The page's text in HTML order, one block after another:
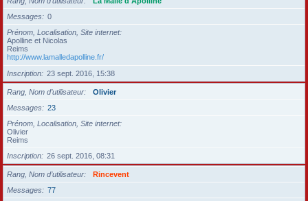
Messages
0
Prénom, Localisation, Site internet
Apolline et Nicolas
Reims
http://www.lamalledapolline.fr/
Inscription
23 sept. 2016, 15:38
Rang, Nom d’utilisateur
Olivier
Messages
23
Prénom, Localisation, Site internet
Olivier
Reims
Inscription
26 sept. 2016, 08:31
Rang, Nom d’utilisateur
Rincevent
Messages
77